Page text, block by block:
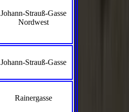
Johann-Strauß-Gasse
Nordwest
Johann-Strauß-Gasse
Rainergasse